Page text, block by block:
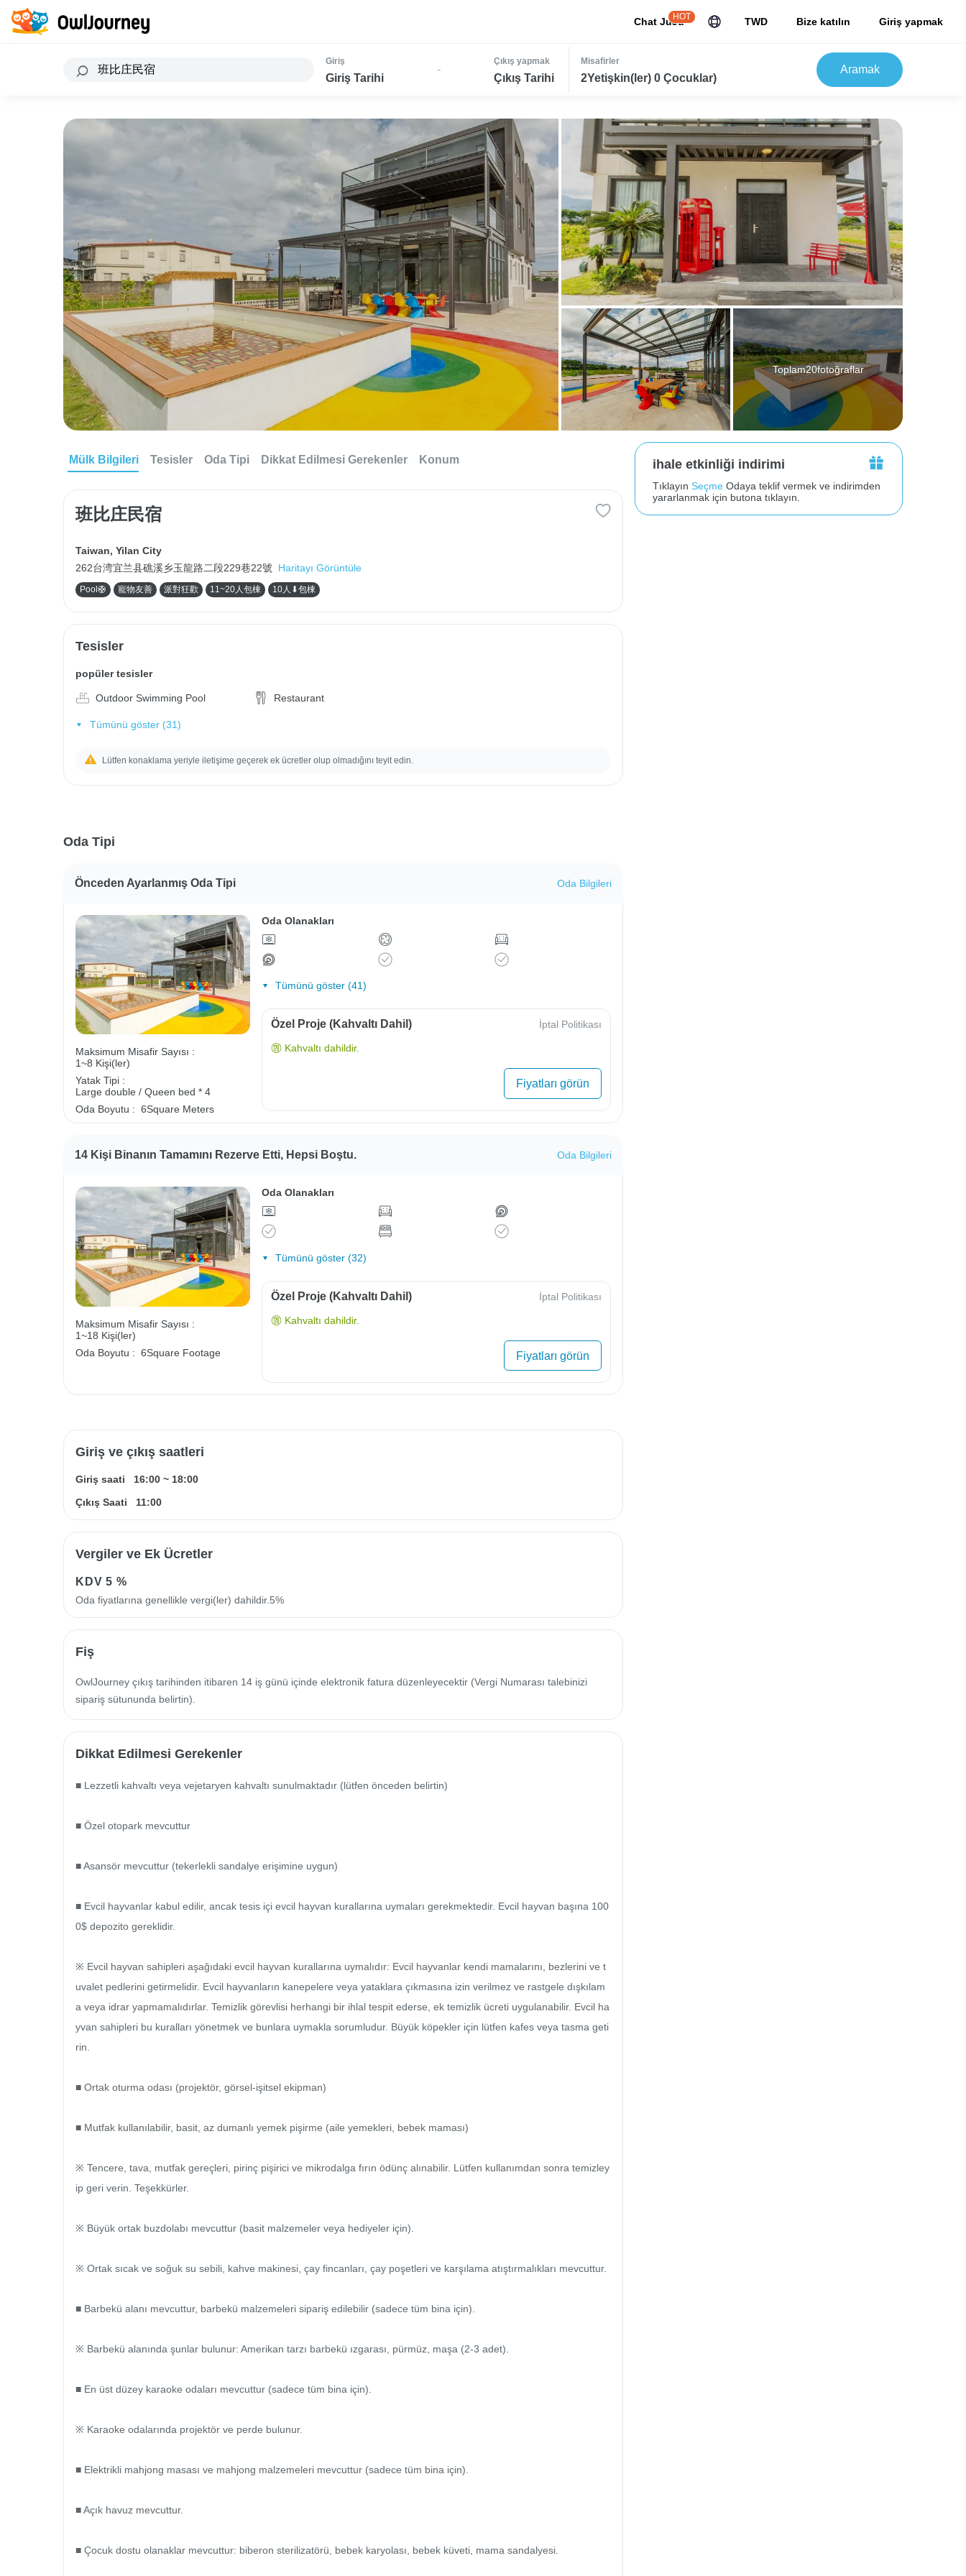
Chat JuJu
HOT TWD Bize katılın Giriş yapmak
Giriş
Giriş Tarihi
-
Çıkış yapmak
Çıkış Tarihi
Misafirler
2Yetişkin(ler) 0 Çocuklar)
Aramak
Toplam20fotoğraflar
Mülk Bilgileri Tesisler Oda Tipi Dikkat Edilmesi Gerekenler Konum
班比庄民宿
Taiwan, Yilan City
262台湾宜兰县礁溪乡玉龍路二段229巷22號
Haritayı Görüntüle
Pool🛟 寵物友善 派對狂歡 11~20人包棟 10人⬇包棟
Tesisler
popüler tesisler
Outdoor Swimming Pool Restaurant
Tümünü göster (31)
Lütfen konaklama yeriyle iletişime geçerek ek ücretler olup olmadığını teyit edin.
Oda Tipi
Önceden Ayarlanmış Oda Tipi Oda Bilgileri
Maksimum Misafir Sayısı :
1~8 Kişi(ler)
Yatak Tipi :
Large double / Queen bed * 4
Oda Boyutu : 6Square Meters
Oda Olanakları
Tümünü göster (41)
Özel Proje (Kahvaltı Dahil) İptal Politikası
Kahvaltı dahildir.
Fiyatları görün
14 Kişi Binanın Tamamını Rezerve Etti, Hepsi Boştu. Oda Bilgileri
Maksimum Misafir Sayısı :
1~18 Kişi(ler)
Oda Boyutu : 6Square Footage
Oda Olanakları
Tümünü göster (32)
Özel Proje (Kahvaltı Dahil) İptal Politikası
Kahvaltı dahildir.
Fiyatları görün
Giriş ve çıkış saatleri
Giriş saati 16:00 ~ 18:00
Çıkış Saati
11:00
Vergiler ve Ek Ücretler
KDV5 %
Oda fiyatlarına genellikle vergi(ler) dahildir.5%
Fiş
OwlJourney çıkış tarihinden itibaren 14 iş günü içinde elektronik fatura düzenleyecektir (Vergi Numarası talebinizi
sipariş sütununda belirtin).
Dikkat Edilmesi Gerekenler
■ Lezzetli kahvaltı veya vejetaryen kahvaltı sunulmaktadır (lütfen önceden belirtin)
■ Özel otopark mevcuttur
■ Asansör mevcuttur (tekerlekli sandalye erişimine uygun)
■ Evcil hayvanlar kabul edilir, ancak tesis içi evcil hayvan kurallarına uymaları gerekmektedir. Evcil hayvan başına 100
0$ depozito gereklidir.
※ Evcil hayvan sahipleri aşağıdaki evcil hayvan kurallarına uymalıdır: Evcil hayvanlar kendi mamalarını, bezlerini ve t
uvalet pedlerini getirmelidir. Evcil hayvanların kanepelere veya yataklara çıkmasına izin verilmez ve rastgele dışkılam
a veya idrar yapmamalıdırlar. Temizlik görevlisi herhangi bir ihlal tespit ederse, ek temizlik ücreti uygulanabilir. Evcil ha
yvan sahipleri bu kuralları yönetmek ve bunlara uymakla sorumludur. Büyük köpekler için lütfen kafes veya tasma geti
rin.
■ Ortak oturma odası (projektör, görsel-işitsel ekipman)
■ Mutfak kullanılabilir, basit, az dumanlı yemek pişirme (aile yemekleri, bebek maması)
※ Tencere, tava, mutfak gereçleri, pirinç pişirici ve mikrodalga fırın ödünç alınabilir. Lütfen kullanımdan sonra temizley
ip geri verin. Teşekkürler.
※ Büyük ortak buzdolabı mevcuttur (basit malzemeler veya hediyeler için).
※ Ortak sıcak ve soğuk su sebili, kahve makinesi, çay fincanları, çay poşetleri ve karşılama atıştırmalıkları mevcuttur.
■ Barbekü alanı mevcuttur, barbekü malzemeleri sipariş edilebilir (sadece tüm bina için).
※ Barbekü alanında şunlar bulunur: Amerikan tarzı barbekü ızgarası, pürmüz, maşa (2-3 adet).
■ En üst düzey karaoke odaları mevcuttur (sadece tüm bina için).
※ Karaoke odalarında projektör ve perde bulunur.
■ Elektrikli mahjong masası ve mahjong malzemeleri mevcuttur (sadece tüm bina için).
■ Açık havuz mevcuttur.
■ Çocuk dostu olanaklar mevcuttur: biberon sterilizatörü, bebek karyolası, bebek küveti, mama sandalyesi.
ihale etkinliği indirimi
Tıklayın Seçme Odaya teklif vermek ve indirimden
yararlanmak için butona tıklayın.